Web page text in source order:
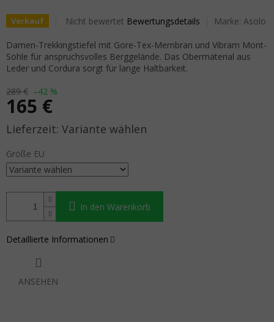
Verkauf Die durchschnittliche Produktbewertung ist 0,0 von
Nicht bewertet Bewertungsdetails Marke: Asolo
289 € –42 %
165 €
Verkaufspreis: Variante wählen
Größe EU
In den Warenkorb
Damen-Trekkingstiefel mit Gore-Tex-Membran und Vibram Mont-
Sohle für anspruchsvolles Berggelände. Das Obermaterial aus
Leder und Cordura sorgt für lange Haltbarkeit.
Detaillierte Informationen
ANSEHEN